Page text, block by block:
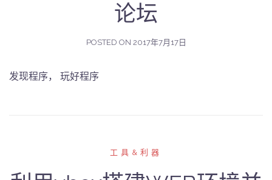
论坛
POSTED ON 2017年7月17日
发现程序， 玩好程序
工具&利器